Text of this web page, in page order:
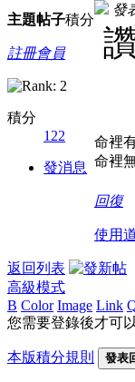
主題帖子積分
註冊會員
積分
122
發消息
發
命裡
命裡
回復
使用
返回列表
高級模式
B Color Image Link
您需要登錄後才可
本版積分規則 發表